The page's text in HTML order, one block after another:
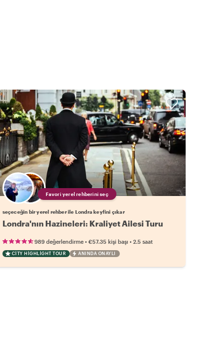
Favori yerel rehberini seç
seçeceğin bir yerel rehber ile Londra keyfini çıkar
Londra'nın Hazineleri: Kraliyet Ailesi Turu
989 değerlendirme• €57.35 kişi başı• 2.5 saat
CITY HIGHLIGHT TOUR ANINDA ONAYLI